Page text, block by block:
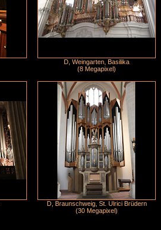
D, Weingarten, Basilika
(8 Megapixel)
D, Braunschweig, St. Ulrici Brüdern
(30 Megapixel)